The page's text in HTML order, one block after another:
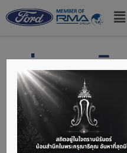
ข่าวสารกิ